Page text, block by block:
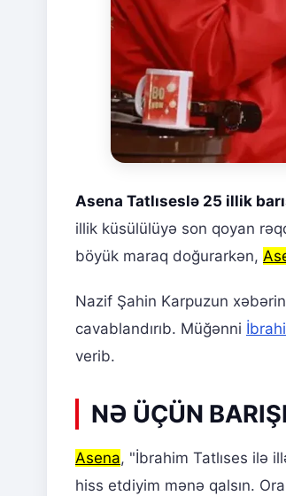
Asena Tatlıseslə 25 illik
illik küsülülüyə son qoyan
böyük maraq doğurarkən,
Nazif Şahin Karpuzun
cavablandırıb. Müğənni
verib.
NƏ ÜÇÜN
Asena, "İbrahim Tatlıses ilə
hiss etdiyim mənə qalsın.